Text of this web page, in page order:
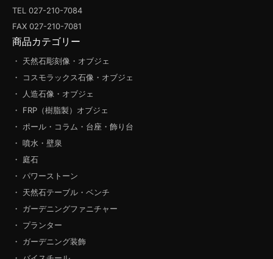
TEL 027-210-7084
FAX 027-210-7081
商品カテゴリー
・ 天然石彫刻像・オブジェ
・ コスモラックス石像・オブジェ
・ 人造石像・オブジェ
・ FRP（樹脂製）オブジェ
・ ポール・コラム・台座・飾り台
・ 噴水・壁泉
・ 庭石
・ パワーストーン
・ 天然石テーブル・ベンチ
・ ガーデニングファニチャー
・ プランター
・ ガーデニング装飾